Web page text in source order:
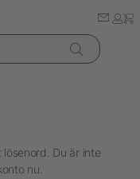
Du är inte
nu.